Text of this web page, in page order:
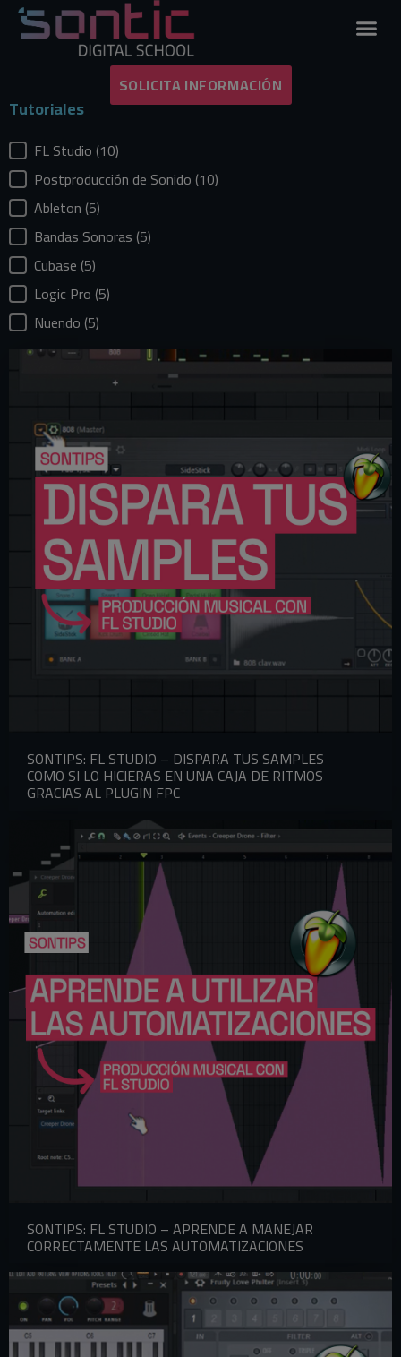
SOLICITA INFORMACIÓN
Tutoriales
Tutoriales
FL Studio (10)
Postproducción de Sonido (10)
Ableton (5)
Bandas Sonoras (5)
Cubase (5)
Logic Pro (5)
Nuendo (5)
SONTIPS: FL STUDIO – DISPARA TUS SAMPLES
COMO SI LO HICIERAS EN UNA CAJA DE RITMOS
GRACIAS AL PLUGIN FPC
SONTIPS: FL STUDIO – APRENDE A MANEJAR
CORRECTAMENTE LAS AUTOMATIZACIONES